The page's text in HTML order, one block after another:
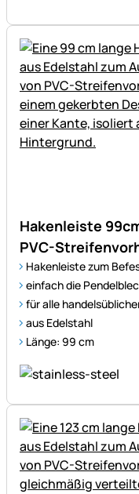
Hakenleiste
PVC-
Hakenleiste zum
einfach die
für alle
aus Edelstahl
Länge: 99 cm